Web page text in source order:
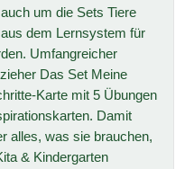
um die Sets Tiere
dem Lernsystem für
Umfangreicher
Das Set Meine
Karte mit 5 Übungen
Damit
alles, was sie brauchen,
& Kindergarten